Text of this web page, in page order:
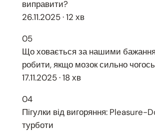
виправити?
26.11.2025 · 12 хв
05
Що ховається за нашими
робити, якщо мозок сильно
17.11.2025 · 18 хв
04
Пігулки від вигоряння: Pleasure-
турботи